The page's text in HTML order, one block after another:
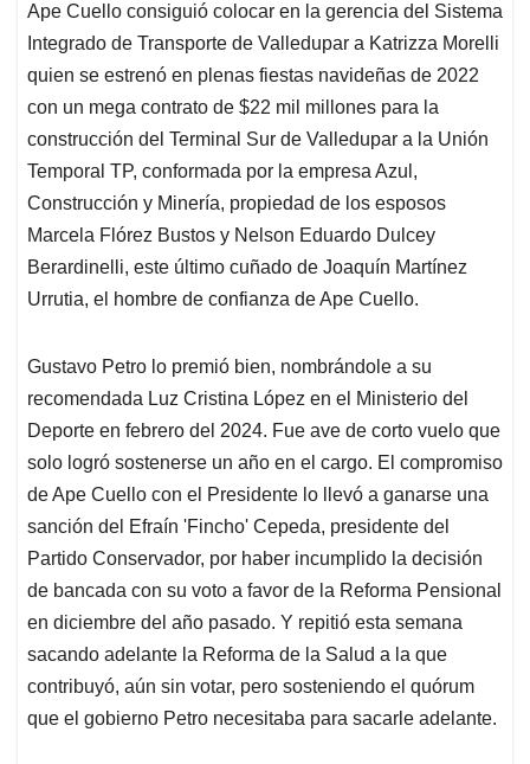
Ape Cuello consiguió colocar en la gerencia del Sistema
Integrado de Transporte de Valledupar a Katrizza Morelli
quien se estrenó en plenas fiestas navideñas de 2022
con un mega contrato de $22 mil millones para la
construcción del Terminal Sur de Valledupar a la Unión
Temporal TP, conformada por la empresa Azul,
Construcción y Minería, propiedad de los esposos
Marcela Flórez Bustos y Nelson Eduardo Dulcey
Berardinelli, este último cuñado de Joaquín Martínez
Urrutia, el hombre de confianza de Ape Cuello.
Gustavo Petro lo premió bien, nombrándole a su
recomendada Luz Cristina López en el Ministerio del
Deporte en febrero del 2024. Fue ave de corto vuelo que
solo logró sostenerse un año en el cargo. El compromiso
de Ape Cuello con el Presidente lo llevó a ganarse una
sanción del Efraín 'Fincho' Cepeda, presidente del
Partido Conservador, por haber incumplido la decisión
de bancada con su voto a favor de la Reforma Pensional
en diciembre del año pasado. Y repitió esta semana
sacando adelante la Reforma de la Salud a la que
contribuyó, aún sin votar, pero sosteniendo el quórum
que el gobierno Petro necesitaba para sacarle adelante.